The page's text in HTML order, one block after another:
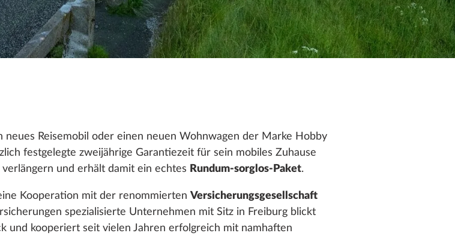
Reisemobil oder einen neuen Wohnwagen der Marke Hobby
festgelegte zweijährige Garantiezeit für sein mobiles Zuhause
und erhält damit ein echtes Rundum-sorglos-Paket.
Kooperation mit der renommierten Versicherungsgesellschaft
spezialisierte Unternehmen mit Sitz in Freiburg blickt
und kooperiert seit vielen Jahren erfolgreich mit namhaften